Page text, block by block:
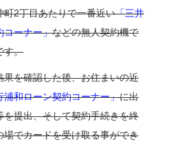
町2丁目あたりで一番近い「三井
コーナー」などの無人契約機で
す。
を確認した後、お住まいの近
浦和ローン契約コーナー」に出
提出、そして契約手続きを終
でカードを受け取る事ができ